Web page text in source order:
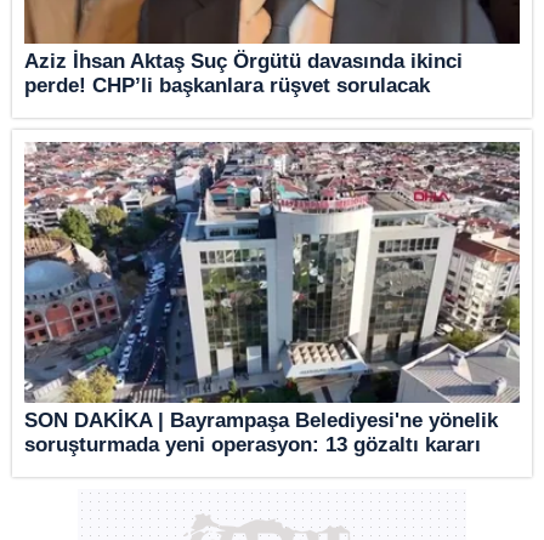
Aziz İhsan Aktaş Suç Örgütü davasında ikinci
perde! CHP’li başkanlara rüşvet sorulacak
SON DAKİKA | Bayrampaşa Belediyesi'ne yönelik
soruşturmada yeni operasyon: 13 gözaltı kararı